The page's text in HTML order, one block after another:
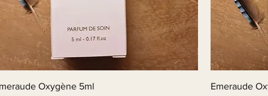
Oxygène 5ml
Emeraude